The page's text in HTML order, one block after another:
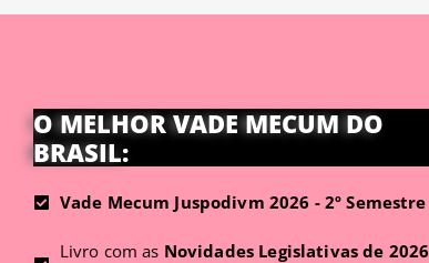
O MELHOR VADE MECUM DO
BRASIL:
Vade Mecum Juspodivm 2026 - 2º Semestre
Livro com as Novidades Legislativas de 2026